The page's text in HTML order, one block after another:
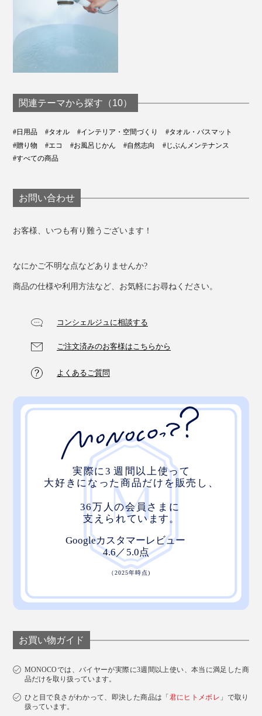
オランダの画家、ゴッホが、日本の浮世絵に影響を受け
8. ブルー
ゴッホの代表作『星月夜』に描かれた、渦巻く夜空か
9. オレンジ
『ひまわり』から。
関連テーマから探す（10）
#日用品 #タオル #インテリア・空間づくり
#タオル・バスマット
#贈り物
#エコ #お風呂じかん #自然志向
#じぶんメンテナンス
#すべての商品
お問い合わせ
お客様、いつも有り難うございます！
なにかご不明な点などありませんか?
商品の仕様や利用方法など、お気軽にお尋ねください。
コンシェルジュに相談する
ご注文済みのお客様はこちらから
よくあるご質問
お買い物ガイド
MONOCOでは、バイヤーが実際に3週間以上使い、本当に満足した商
品だけを取り扱っています。
ひと目で良さがわかって、即決した商品は「 君にヒトメボレ 」で取り
扱っています。